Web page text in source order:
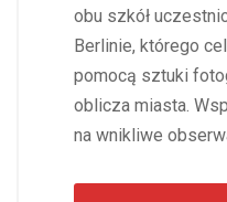
obu szkół
Berlinie, którego
pomocą sztuki
oblicza miasta.
na wnikliwe